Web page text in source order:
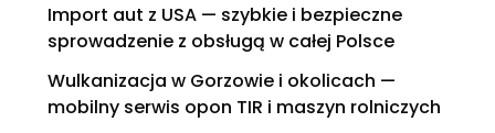
Import aut z USA — szybkie i bezpieczne
sprowadzenie z obsługą w całej Polsce
Wulkanizacja w Gorzowie i okolicach —
mobilny serwis opon TIR i maszyn rolniczych